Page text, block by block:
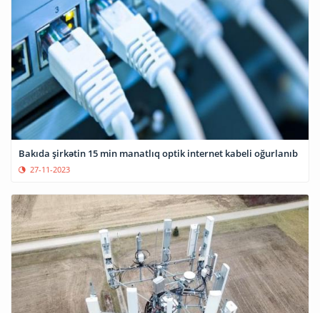
Bakıda şirkətin 15 min manatlıq optik internet kabeli oğurlanıb
27-11-2023